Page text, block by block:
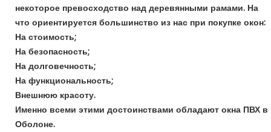
некоторое превосходство над деревянными рамами. На
что ориентируется большинство из нас при покупке окон:
На стоимость;
На безопасность;
На долговечность;
На функциональность;
Внешнюю красоту.
Именно всеми этими достоинствами обладают окна ПВХ в
Оболоне.